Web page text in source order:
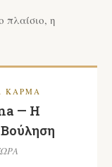
πλαίσιο, η
ΚΆΡΜΑ
— Η